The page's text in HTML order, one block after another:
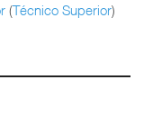
(Técnico Superior)